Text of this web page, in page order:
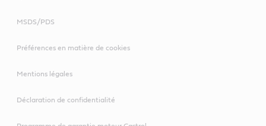
MSDS/PDS
Préférences en matière de cookies
Mentions légales
Déclaration de confidentialité